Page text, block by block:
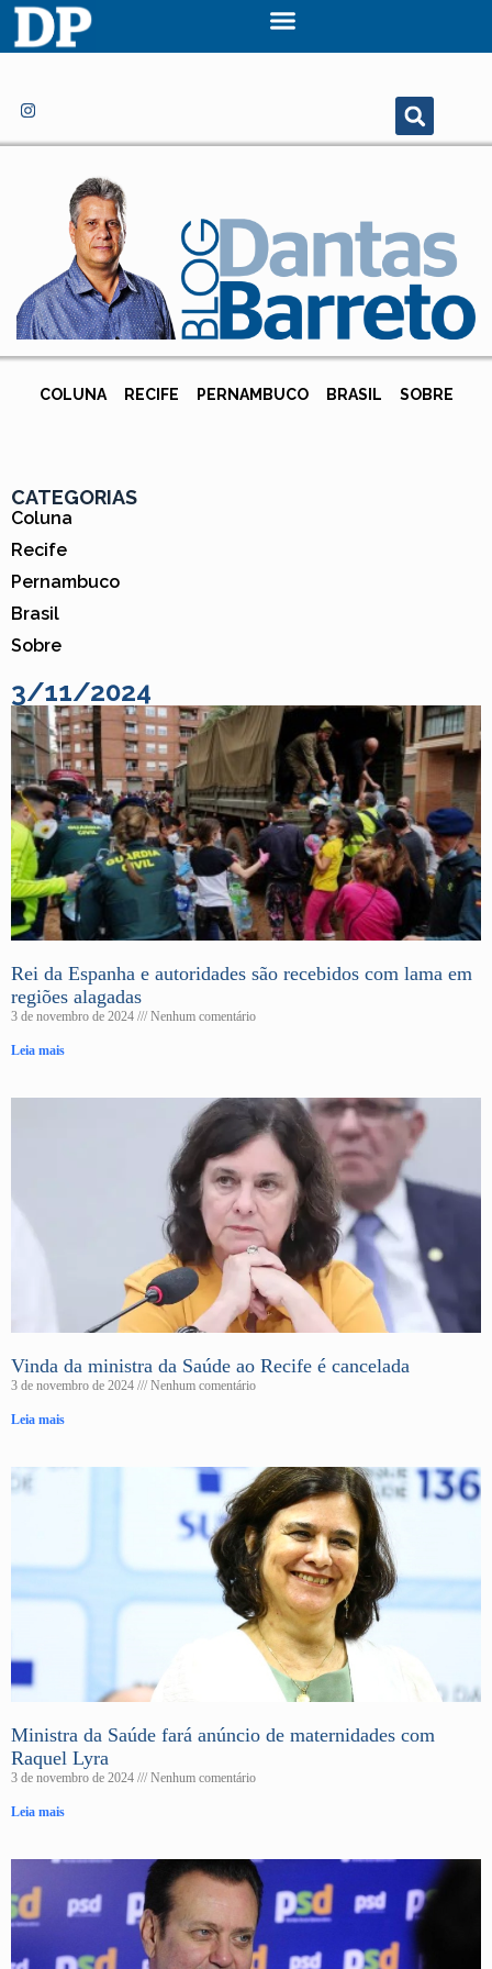
COLUNA RECIFE PERNAMBUCO BRASIL SOBRE
CATEGORIAS
Coluna
Recife
Pernambuco
Brasil
Sobre
3/11/2024
Rei da Espanha e autoridades são recebidos com lama em
regiões alagadas
3 de novembro de 2024 Nenhum comentário
Leia mais
Vinda da ministra da Saúde ao Recife é cancelada
3 de novembro de 2024 Nenhum comentário
Leia mais
Ministra da Saúde fará anúncio de maternidades com
Raquel Lyra
3 de novembro de 2024 Nenhum comentário
Leia mais